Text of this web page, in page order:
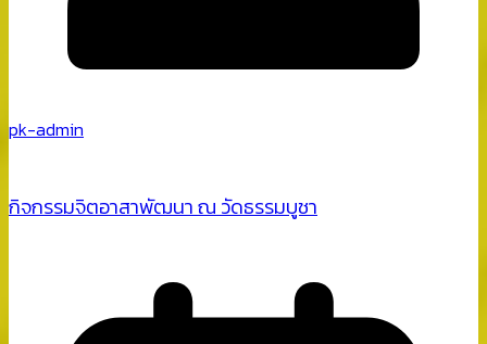
pk-admin
กิจกรรมจิตอาสาพัฒนา ณ วัดธรรมบูชา